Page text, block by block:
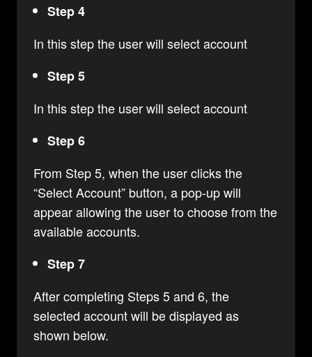
Step 4
In this step the user will select account
Step 5
In this step the user will select account
Step 6
From Step 5, when the user clicks the
“Select Account” button, a pop-up will
appear allowing the user to choose from the
available accounts.
Step 7
After completing Steps 5 and 6, the
selected account will be displayed as
shown below.